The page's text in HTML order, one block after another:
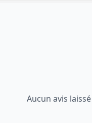
Aucun avis